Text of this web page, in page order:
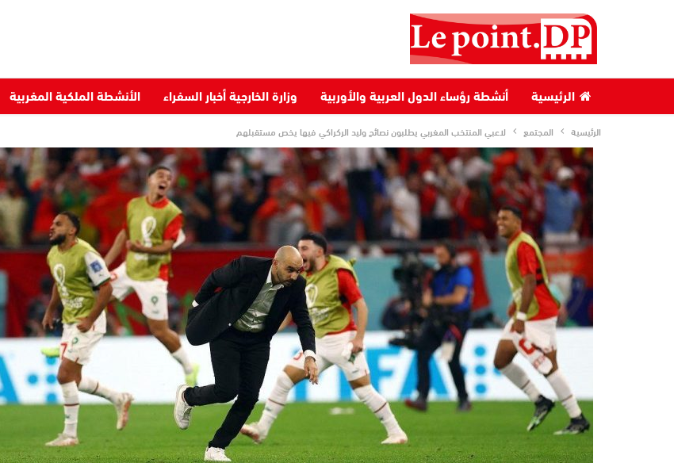
الرئيسية أنشطة رؤساء الدول العربية والأوربية وزارة الخارجية أخبار السفراء الأنشطة الملكية المغربية
الرئيسية المجتمع لاعبي المنتخب المغربي يطلبون نصائح وليد الركراكي فيها يخص مستقبلهم